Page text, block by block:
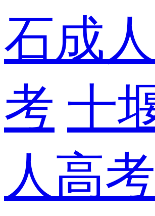
石成
考 十
人高考